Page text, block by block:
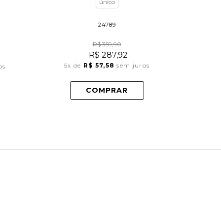
único
24789
R$ 359,90
R$ 287,92
5x de R$ 57,58 sem juros
COMPRAR